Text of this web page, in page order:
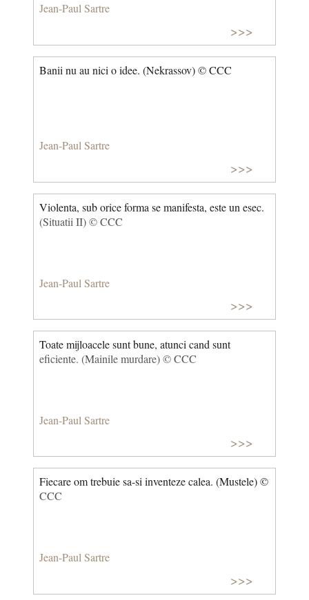
Jean-Paul Sartre
>>>
Banii nu au nici o idee. (Nekrassov) © CCC
Jean-Paul Sartre
>>>
Violenta, sub orice forma se manifesta, este un esec.
(Situatii II) © CCC
Jean-Paul Sartre
>>>
Toate mijloacele sunt bune, atunci cand sunt
eficiente. (Mainile murdare) © CCC
Jean-Paul Sartre
>>>
Fiecare om trebuie sa-si inventeze calea. (Mustele) ©
CCC
Jean-Paul Sartre
>>>